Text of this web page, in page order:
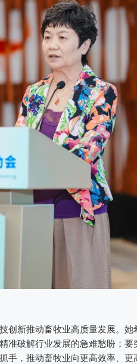
创新推动畜牧业高质量发展。
准破解行业发展的急难愁盼；
，推动畜牧业向更高效率、更